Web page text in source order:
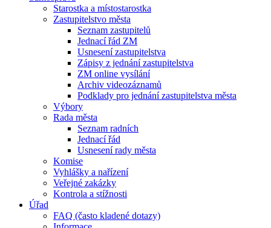
Starostka a místostarostka
Zastupitelstvo města
Seznam zastupitelů
Jednací řád ZM
Usnesení zastupitelstva
Zápisy z jednání zastupitelstva
ZM online vysílání
Archiv videozáznamů
Podklady pro jednání zastupitelstva města
Výbory
Rada města
Seznam radních
Jednací řád
Usnesení rady města
Komise
Vyhlášky a nařízení
Veřejné zakázky
Kontrola a stížnosti
Úřad
FAQ (často kladené dotazy)